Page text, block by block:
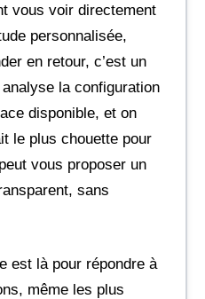
vous voir directement
personnalisée,
en retour, c’est un
la configuration
disponible, et on
le plus chouette pour
vous proposer un
sans
est là pour répondre à
même les plus